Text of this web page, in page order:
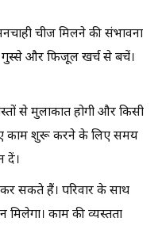
चीज मिलने की संभावना
गुस्से और फिजूल खर्च से बचें।
से मुलाकात होगी और किसी
काम शुरू करने के लिए समय
दें।
सकते हैं। परिवार के साथ
काम की व्यस्तता